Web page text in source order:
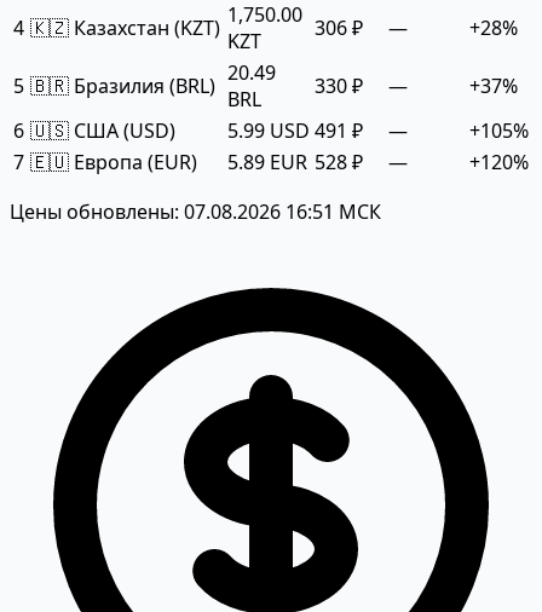
4 🇰🇿 Казахстан (KZT) 1,750.00
KZT
306 ₽ — +28%
5 🇧🇷 Бразилия (BRL) 20.49
BRL
330 ₽ —
+37%
6 🇺🇸 США (USD) 5.99 USD 491 ₽ —
+105%
7 🇪🇺 Европа (EUR) 5.89 EUR 528 ₽ —
+120%
Цены обновлены: 07.08.2026 16:51 МСК